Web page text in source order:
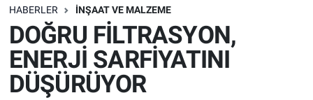
HABERLER İNŞAAT VE MALZEME
DOĞRU FİLTRASYON,
ENERJİ SARFİYATINI
DÜŞÜRÜYOR
Depolama Çözümleri
İnşaat ve Malzeme
HaberOrtak